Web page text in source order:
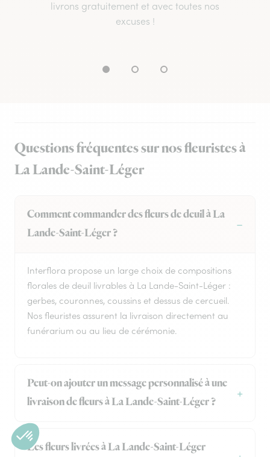
livrons gratuitement et avec toutes nos
excuses !
Questions fréquentes sur nos fleuristes à
La Lande-Saint-Léger
Comment commander des fleurs de deuil à La
Lande-Saint-Léger ?
Interflora propose un large choix de compositions
florales de deuil livrables à La Lande-Saint-Léger :
gerbes, couronnes, coussins et dessus de cercueil.
Nos fleuristes assurent la livraison directement au
funérarium ou au lieu de cérémonie.
Peut-on ajouter un message personnalisé à une
livraison de fleurs à La Lande-Saint-Léger ?
Les fleurs livrées à La Lande-Saint-Léger